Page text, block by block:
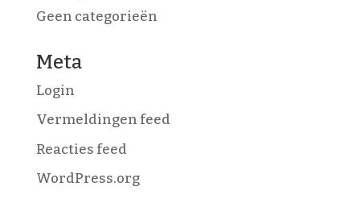
Geen categorieën
Meta
Login
Vermeldingen feed
Reacties feed
WordPress.org